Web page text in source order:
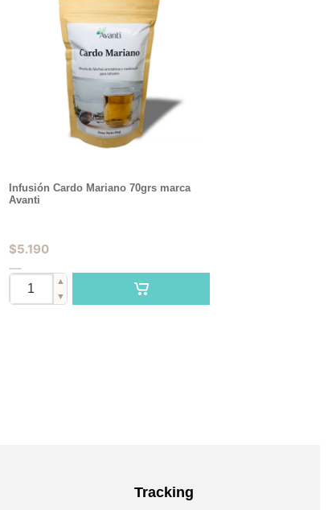
Infusión Cardo Mariano 70grs marca
Avanti
$5.190
▲
▼
Tracking